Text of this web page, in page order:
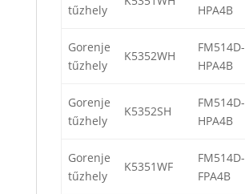
tűzhely
HPA4B
Gorenje
tűzhely
K5352WH
FM514D-
HPA4B
Gorenje
tűzhely
K5352SH
FM514D-
HPA4B
Gorenje
tűzhely
K5351WF
FM514D-
FPA4B